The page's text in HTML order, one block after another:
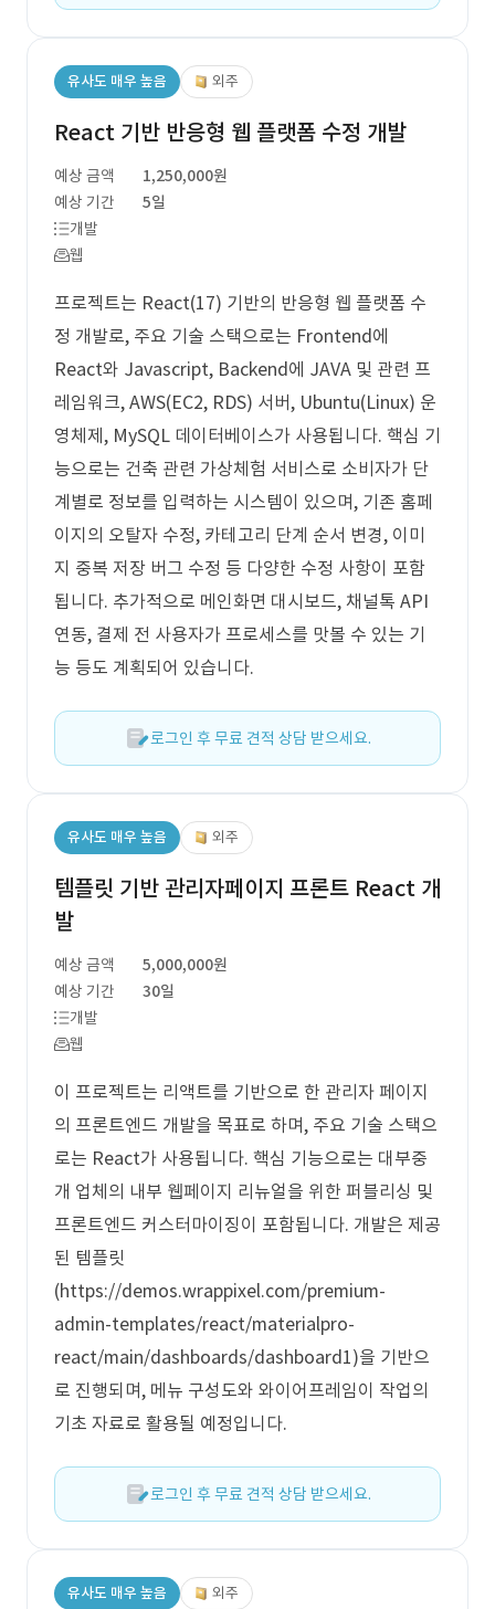
유사도 매우 높음 외주
React 기반 반응형 웹 플랫폼 수정 개발
예상 금액
1,250,000원
예상 기간
5일
개발
웹
프로젝트는 React(17) 기반의 반응형 웹 플랫폼 수
정 개발로, 주요 기술 스택으로는 Frontend에
React와 Javascript, Backend에 JAVA 및 관련 프
레임워크, AWS(EC2, RDS) 서버, Ubuntu(Linux) 운
영체제, MySQL 데이터베이스가 사용됩니다. 핵심 기
능으로는 건축 관련 가상체험 서비스로 소비자가 단
계별로 정보를 입력하는 시스템이 있으며, 기존 홈페
이지의 오탈자 수정, 카테고리 단계 순서 변경, 이미
지 중복 저장 버그 수정 등 다양한 수정 사항이 포함
됩니다. 추가적으로 메인화면 대시보드, 채널톡 API
연동, 결제 전 사용자가 프로세스를 맛볼 수 있는 기
능 등도 계획되어 있습니다.
로그인 후 무료 견적 상담 받으세요.
유사도 매우 높음 외주
템플릿 기반 관리자페이지 프론트 React 개
발
예상 금액
5,000,000원
예상 기간
30일
개발
웹
이 프로젝트는 리액트를 기반으로 한 관리자 페이지
의 프론트엔드 개발을 목표로 하며, 주요 기술 스택으
로는 React가 사용됩니다. 핵심 기능으로는 대부중
개 업체의 내부 웹페이지 리뉴얼을 위한 퍼블리싱 및
프론트엔드 커스터마이징이 포함됩니다. 개발은 제공
된 템플릿
(https://demos.wrappixel.com/premium-
admin-templates/react/materialpro-
react/main/dashboards/dashboard1)을 기반으
로 진행되며, 메뉴 구성도와 와이어프레임이 작업의
기초 자료로 활용될 예정입니다.
로그인 후 무료 견적 상담 받으세요.
유사도 매우 높음 외주